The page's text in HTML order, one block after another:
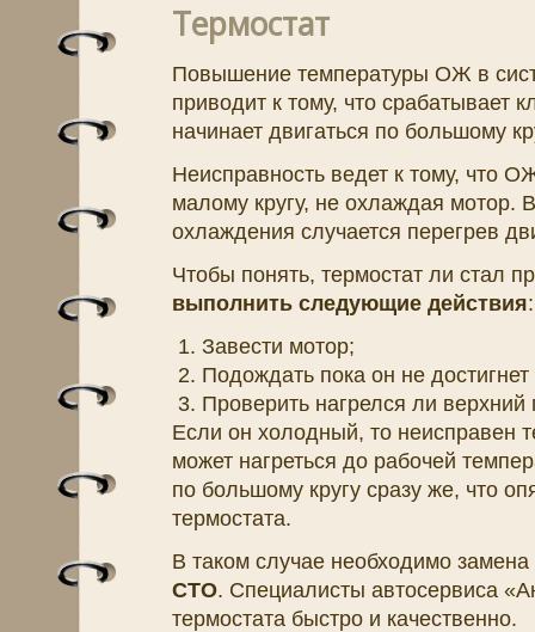
Термостат
Повышение температуры ОЖ в
приводит к тому, что срабатывает
начинает двигаться по большому
Неисправность ведет к тому, что
малому кругу, не охлаждая мотор.
охлаждения случается перегрев
Чтобы понять, термостат ли стал
выполнить следующие действия:
Завести мотор;
Подождать пока он не
Проверить нагрелся ли верхний
Если он холодный, то неисправен
может нагреться до рабочей
по большому кругу сразу же, что
термостата.
В таком случае необходимо
СТО. Специалисты автосервиса
термостата быстро и качественно.